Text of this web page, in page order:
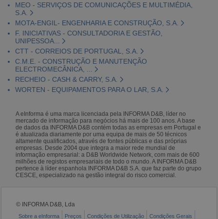
MEO - SERVIÇOS DE COMUNICAÇÕES E MULTIMÉDIA,
S.A.
MOTA-ENGIL- ENGENHARIA E CONSTRUÇÃO, S.A.
F. INICIATIVAS - CONSULTADORIA E GESTÃO,
UNIPESSOA...
CTT - CORREIOS DE PORTUGAL, S.A.
C.M.E. - CONSTRUÇÃO E MANUTENÇÃO
ELECTROMECÂNICA, ...
RECHEIO - CASH & CARRY, S.A.
WORTEN - EQUIPAMENTOS PARA O LAR, S.A.
A eInforma é uma marca licenciada pela INFORMA D&B, líder no
mercado de informação para negócios há mais de 100 anos. A base
de dados da INFORMA D&B contém todas as empresas em Portugal e
é atualizada diariamente por uma equipa de mais de 50 técnicos
altamente qualificados, através de fontes públicas e das próprias
empresas. Desde 2004 que integra a maior rede mundial de
informação empresarial: a D&B Worldwide Network, com mais de 600
milhões de registos empresariais de todo o mundo. A INFORMA D&B
pertence à líder espanhola INFORMA D&B S.A. que faz parte do grupo
CESCE, especializado na gestão integral do risco comercial.
© INFORMA D&B, Lda
Sobre a eInforma Preços Condições de Utilização Condições Gerais